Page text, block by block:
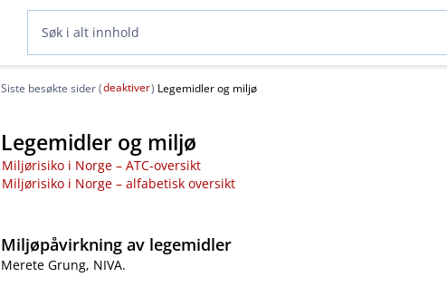
Siste besøkte sider (deaktiver) Legemidler og miljø
Legemidler og miljø
Miljørisiko i Norge – ATC-oversikt
Miljørisiko i Norge – alfabetisk oversikt
Miljøpåvirkning av legemidler
Merete Grung, NIVA.